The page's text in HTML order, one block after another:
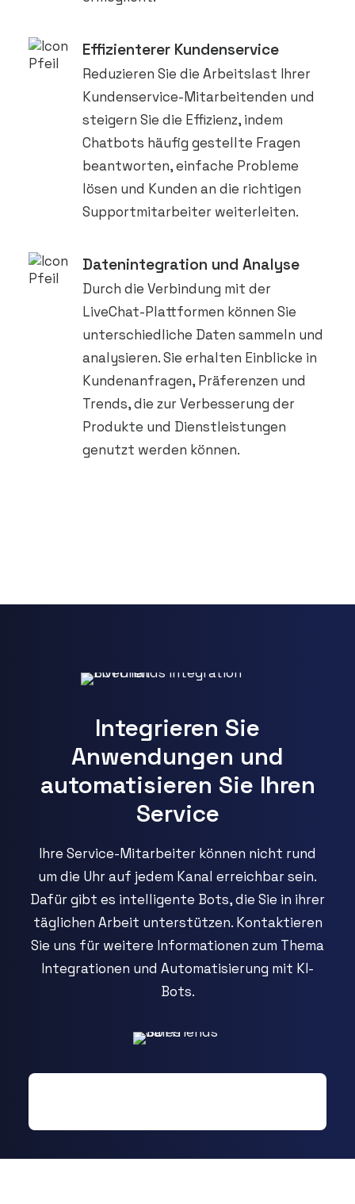
Effizienterer Kundenservice
Reduzieren Sie die Arbeitslast Ihrer
Kundenservice-Mitarbeitenden und
steigern Sie die Effizienz, indem
Chatbots häufig gestellte Fragen
beantworten, einfache Probleme
lösen und Kunden an die richtigen
Supportmitarbeiter weiterleiten.
Datenintegration und Analyse
Durch die Verbindung mit der
LiveChat-Plattformen können Sie
unterschiedliche Daten sammeln und
analysieren. Sie erhalten Einblicke in
Kundenanfragen, Präferenzen und
Trends, die zur Verbesserung der
Produkte und Dienstleistungen
genutzt werden können.
Integrieren Sie
Anwendungen und
automatisieren Sie Ihren
Service
Ihre Service-Mitarbeiter können nicht rund
um die Uhr auf jedem Kanal erreichbar sein.
Dafür gibt es intelligente Bots, die Sie in ihrer
täglichen Arbeit unterstützen. Kontaktieren
Sie uns für weitere Informationen zum Thema
Integrationen und Automatisierung mit KI-
Bots.